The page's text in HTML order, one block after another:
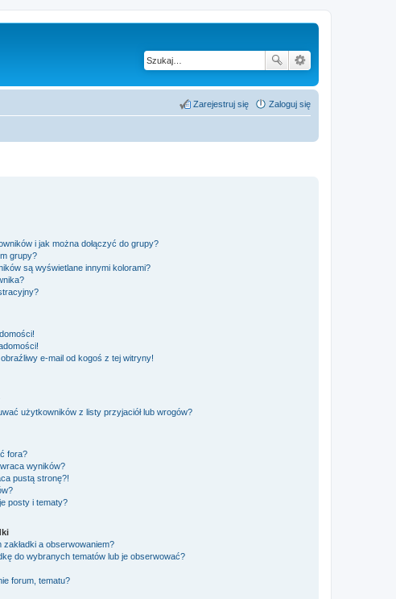
Zaloguj się
Zarejestruj się
i jak można dołączyć do grupy?
grupy?
są wyświetlane innymi kolorami?
?
?
e-mail od kogoś z tej witryny!
użytkowników z listy przyjaciół lub wrogów?
fora?
wyników?
pustą stronę?!
posty i tematy?
a obserwowaniem?
do wybranych tematów lub je obserwować?
forum, tematu?